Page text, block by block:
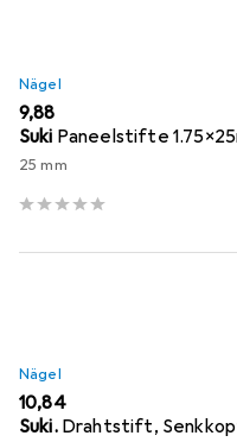
Nägel
EUR
9,88
Suki Paneelstifte
25 mm
Nägel
EUR
10,84
Suki. Drahtstift,